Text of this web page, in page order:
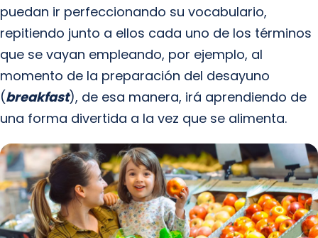
puedan ir perfeccionando su vocabulario,
repitiendo junto a ellos cada uno de los términos
que se vayan empleando, por ejemplo, al
momento de la preparación del desayuno
(breakfast), de esa manera, irá aprendiendo de
una forma divertida a la vez que se alimenta.